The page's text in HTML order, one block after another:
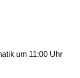
um 11:00 Uhr